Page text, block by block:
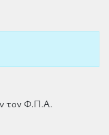
τον Φ.Π.Α.